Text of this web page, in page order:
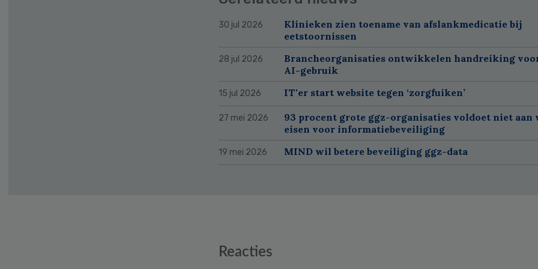
30 jul 2026
Klinieken zien toename van afslankmedicatie bij
eetstoornissen
28 jul 2026
Brancheorganisaties ontwikkelen handreiking
AI-gebruik
15 jul 2026 IT'er start website tegen ‘zorgfuiken’
27 mei 2026
93 procent grote ggz-organisaties voldoet niet
eisen voor informatiebeveiliging
19 mei 2026 MIND wil betere beveiliging ggz-data
Reacties